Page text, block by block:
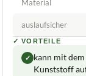
Material
auslaufsicher
✓ VORTEILE
✓ kann mit
Kunststoff